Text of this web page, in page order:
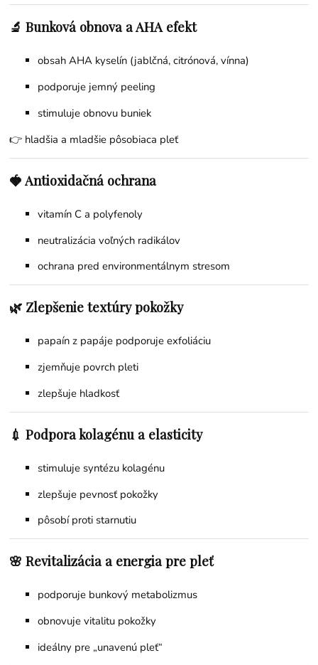
🔬 Bunková obnova a AHA efekt
obsah AHA kyselín (jablčná, citrónová, vínna)
podporuje jemný peeling
stimuluje obnovu buniek
👉 hladšia a mladšie pôsobiaca pleť
🍓 Antioxidačná ochrana
vitamín C a polyfenoly
neutralizácia voľných radikálov
ochrana pred environmentálnym stresom
🌿 Zlepšenie textúry pokožky
papaín z papáje podporuje exfoliáciu
zjemňuje povrch pleti
zlepšuje hladkosť
💉 Podpora kolagénu a elasticity
stimuluje syntézu kolagénu
zlepšuje pevnosť pokožky
pôsobí proti starnutiu
🌸 Revitalizácia a energia pre pleť
podporuje bunkový metabolizmus
obnovuje vitalitu pokožky
ideálny pre „unavenú pleť“